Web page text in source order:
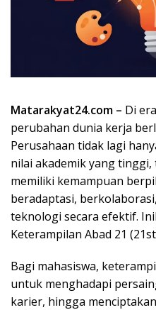
Matarakyat24.com – Di
perubahan dunia kerja
Perusahaan tidak lagi
nilai akademik yang
memiliki kemampuan
beradaptasi,
teknologi secara efektif.
Keterampilan Abad 21
Bagi mahasiswa,
untuk menghadapi
karier, hingga